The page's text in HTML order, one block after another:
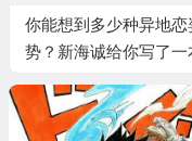
你能想到多少种异地恋
势？新海诚给你写了一